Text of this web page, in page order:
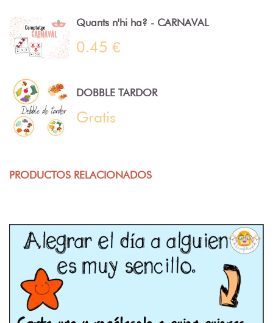
Quants n'hi ha? - CARNAVAL
0.45 €
DOBBLE TARDOR
Gratis
PRODUCTOS RELACIONADOS